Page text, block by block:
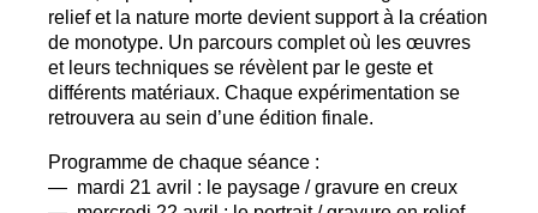
relief et la nature morte devient support à la création
de monotype. Un parcours complet où les œuvres
et leurs techniques se révèlent par le geste et
différents matériaux. Chaque expérimentation se
retrouvera au sein d’une édition finale.
Programme de chaque séance :
— mardi 21 avril : le paysage / gravure en creux